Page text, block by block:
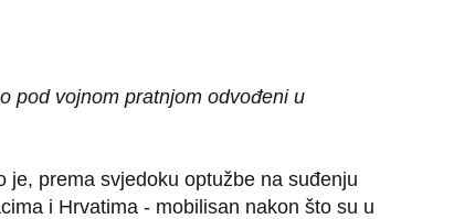
pod vojnom pratnjom odvođeni u
je, prema svjedoku optužbe na suđenju
i Hrvatima - mobilisan nakon što su u